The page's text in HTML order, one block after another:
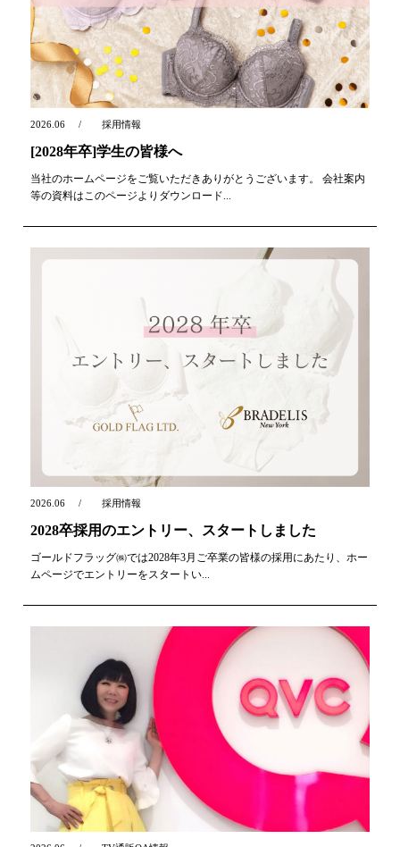
2026.06 採用情報
[2028年卒]学生の皆様へ
当社のホームページをご覧いただきありがとうございます。 会社案内
等の資料はこのページよりダウンロード...
2026.06 採用情報
2028卒採用のエントリー、スタートしました
ゴールドフラッグ㈱では2028年3月ご卒業の皆様の採用にあたり、ホー
ムページでエントリーをスタートい...